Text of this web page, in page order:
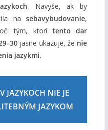
. Navyše, ak by
nasebavybudovanie,
tým, ktorí tento dar
jasne ukazuje, že nie
jazykmi.
JAZYKOCH NIE JE
JAZYKOM